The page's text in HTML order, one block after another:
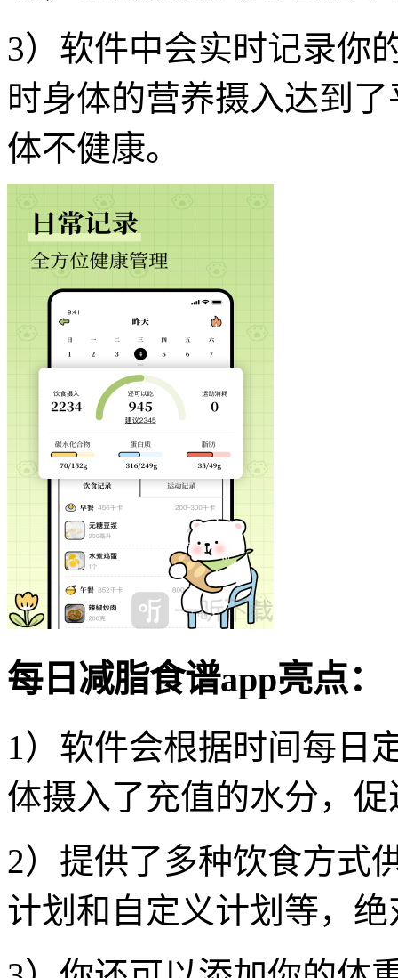
3）软件中会实时记录你
时身体的营养摄入达到
体不健康。
每日减脂食谱app亮点：
1）软件会根据时间每日
体摄入了充值的水分，
2）提供了多种饮食方式
计划和自定义计划等，